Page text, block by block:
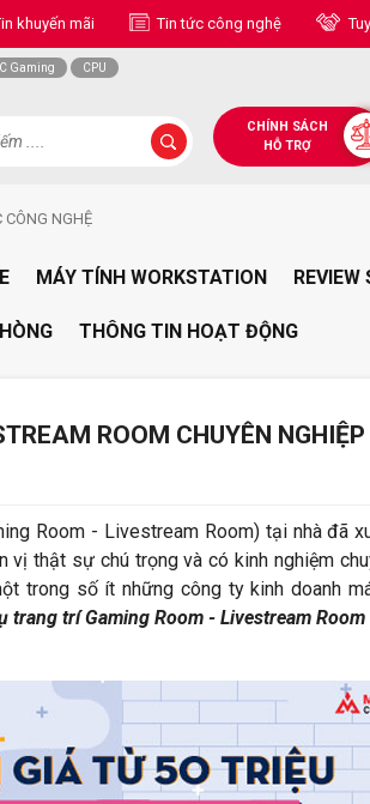
khuyến mãi Tin tức công nghệ
Gaming
CPU
CHÍNH SÁCH
HỖ TRỢ
CÔNG NGHỆ
MÁY TÍNH WORKSTATION
THÔNG TIN HOẠT ĐỘNG
ROOM CHUYÊN NGHIỆP
Room - Livestream Room) tại nhà đã
vị thật sự chú trọng và có kinh nghiệm
trong số ít những công ty kinh doanh
trang trí Gaming Room - Livestream Room
Black Myth:
đồ họa NVIDIA
Rực Lửa - Sale Thả